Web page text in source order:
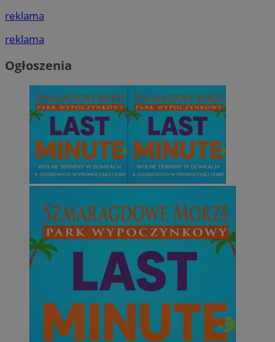
reklama
reklama
Ogłoszenia